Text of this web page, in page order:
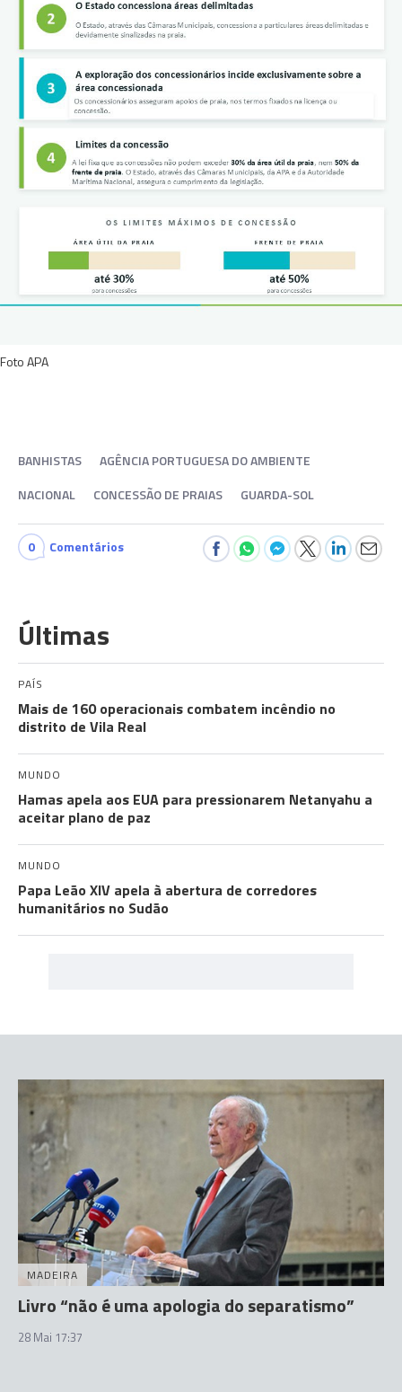
Foto APA
BANHISTAS
AGÊNCIA PORTUGUESA DO AMBIENTE
NACIONAL
CONCESSÃO DE PRAIAS GUARDA-SOL
0 Comentários
Últimas
PAÍS
Mais de 160 operacionais combatem incêndio no
distrito de Vila Real
MUNDO
Hamas apela aos EUA para pressionarem Netanyahu a
aceitar plano de paz
MUNDO
Papa Leão XIV apela à abertura de corredores
humanitários no Sudão
MADEIRA
Livro “não é uma apologia do separatismo”
28 Mai 17:37